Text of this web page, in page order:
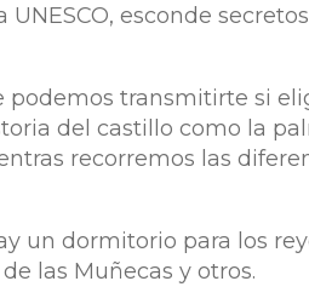
esconde
podemos transmitirte si
del castillo como la
recorremos las
un dormitorio para los
las Muñecas y otros.